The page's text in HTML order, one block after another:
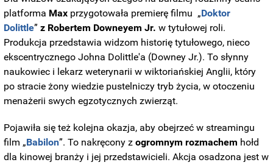
platforma Max przygotowała premierę filmu „Doktor
Dolittle”z Robertem Downeyem Jr.w tytułowej roli.
Produkcja przedstawia widzom historię tytułowego, nieco
ekscentrycznego Johna Dolittle'a (Downey Jr.). To słynny
naukowiec i lekarz weterynarii w wiktoriańskiej Anglii, który
po stracie żony wiedzie pustelniczy tryb życia, w otoczeniu
menażerii swych egzotycznych zwierząt.
Pojawiła się też kolejna okazja, aby obejrzeć w streamingu
film „Babilon”. To nakręcony zogromnym rozmachem hołd
dla kinowej branży i jej przedstawicieli. Akcja osadzona jest w